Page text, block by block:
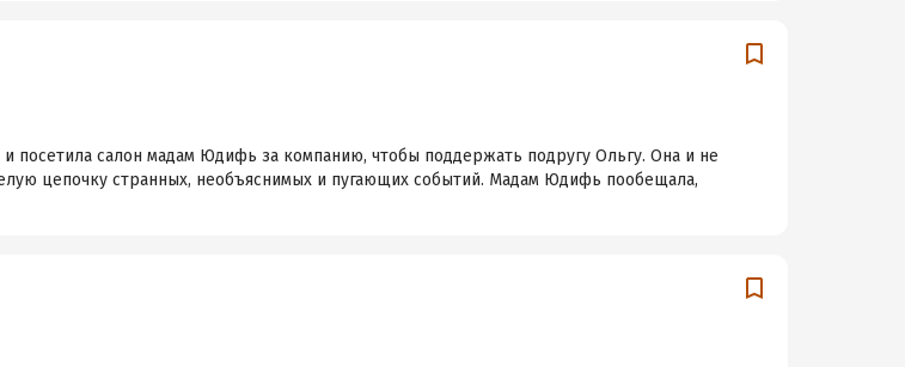
и посетила салон мадам Юдифь за компанию, чтобы поддержать подругу Ольгу. Она и не
цепочку странных, необъяснимых и пугающих событий. Мадам Юдифь пообещала,